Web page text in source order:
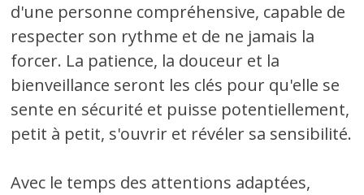
d'une personne compréhensive, capable de
respecter son rythme et de ne jamais la
forcer. La patience, la douceur et la
bienveillance seront les clés pour qu'elle se
sente en sécurité et puisse potentiellement,
petit à petit, s'ouvrir et révéler sa sensibilité.
Avec le temps des attentions adaptées,